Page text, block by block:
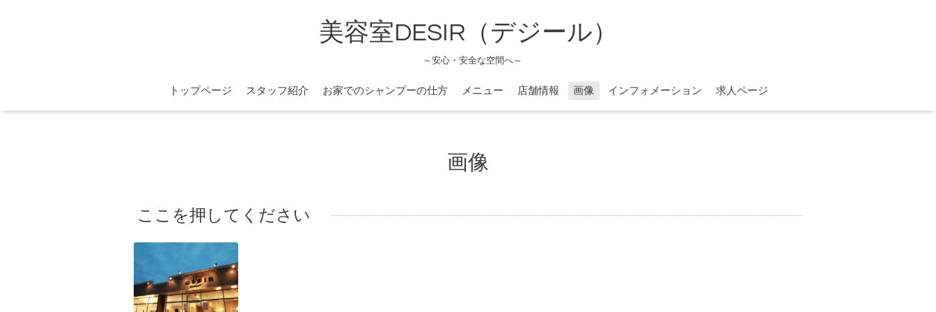
美容室DESIR（デジール）
～安心・安全な空間へ～
トップページ スタッフ紹介 お家でのシャンプーの仕方 メニュー 店舗情報 画像 インフォメーション 求人ページ
画像
ここを押してください